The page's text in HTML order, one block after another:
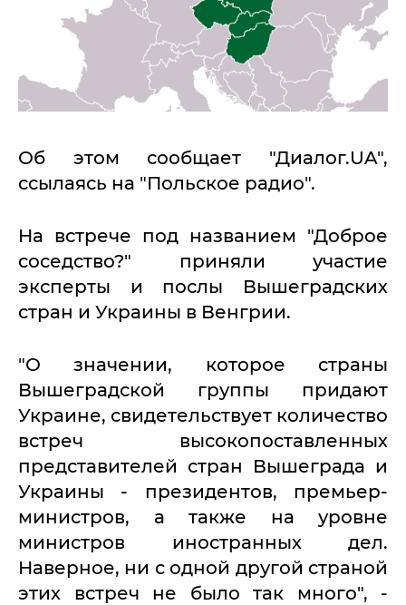
Об этом сообщает "Диалог.UA",
ссылаясь на "Польское радио".
На встрече под названием "Доброе
соседство?" приняли участие
эксперты и послы Вышеградских
стран и Украины в Венгрии.
"О значении, которое страны
Вышеградской группы придают
Украине, свидетельствует количество
встреч высокопоставленных
представителей стран Вышеграда и
Украины - президентов, премьер-
министров, а также на уровне
министров иностранных дел.
Наверное, ни с одной другой страной
этих встреч не было так много", -